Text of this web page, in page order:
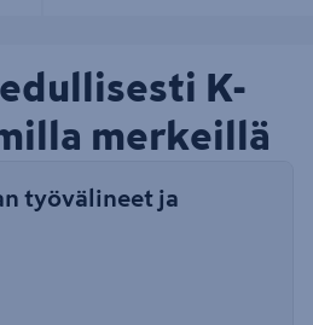
K-
merkeillä
työvälineet ja